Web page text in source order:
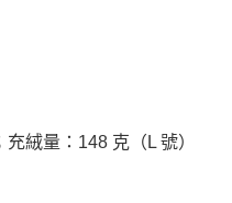
絨量：148 克（L 號）